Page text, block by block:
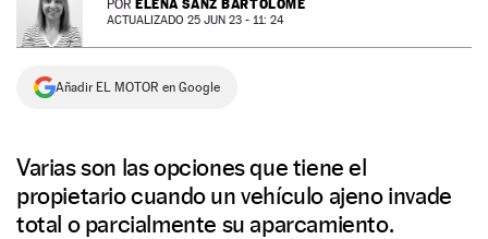
NEWSLETTER
SÍGUENOS
POR ELENA SANZ BARTOLOMÉ
ACTUALIZADO 25 JUN 23 - 11: 24
Añadir EL MOTOR en Google
Varias son las opciones que tiene el
propietario cuando un vehículo ajeno invade
total o parcialmente su aparcamiento.